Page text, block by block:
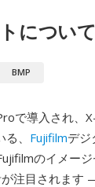
について
BMP
で導入され、
、 Fujifilmデジ
のイメー
注目されます